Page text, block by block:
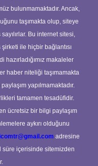
bulunmamaktadır. Ancak,
taşımakta olup, siteye
Bu internet sitesi,
ile hiçbir bağlantısı
hazırladığımız makaleler
haber niteliği taşımamakta
yapılmamaktadır.
tamamen tesadüfidir.
ücretsiz bir bilgi paylaşım
aykırı olduğunu
adresine
içerisinde sitemizden